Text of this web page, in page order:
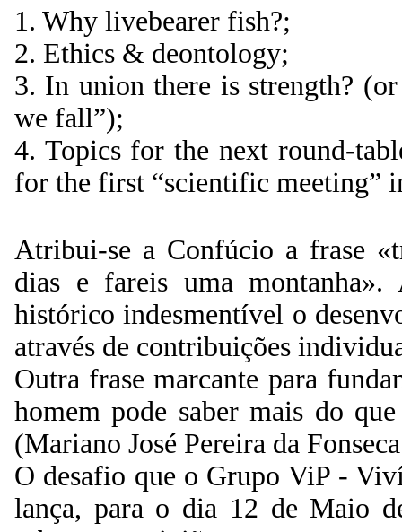
1. Why livebearer fish?;
2. Ethics & deontology;
3. In union there is strength?
we fall”);
4. Topics for the next round-
for the first “scientific meeting”
Atribui-se a Confúcio a frase
dias e fareis uma
histórico indesmentível o
através de contribuições
Outra frase marcante para
homem pode saber mais do
(Mariano José Pereira da
O desafio que o Grupo ViP -
lança, para o dia 12 de Maio